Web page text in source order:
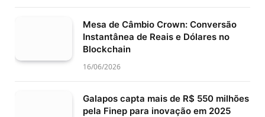
Mesa de Câmbio Crown: Conversão
Instantânea de Reais e Dólares no
Blockchain
16/06/2026
Galapos capta mais de R$ 550 milhões
pela Finep para inovação em 2025